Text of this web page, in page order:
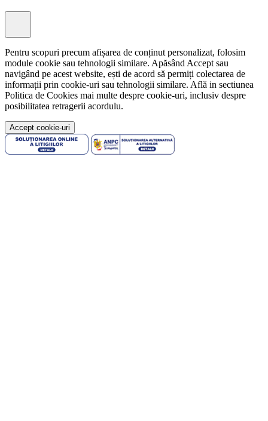
Pentru scopuri precum afișarea de conținut personalizat, folosim
module cookie sau tehnologii similare. Apăsând Accept sau
navigând pe acest website, ești de acord să permiți colectarea de
informații prin cookie-uri sau tehnologii similare. Află in sectiunea
Politica de Cookies mai multe despre cookie-uri, inclusiv despre
posibilitatea retragerii acordulu.
Accept cookie-uri